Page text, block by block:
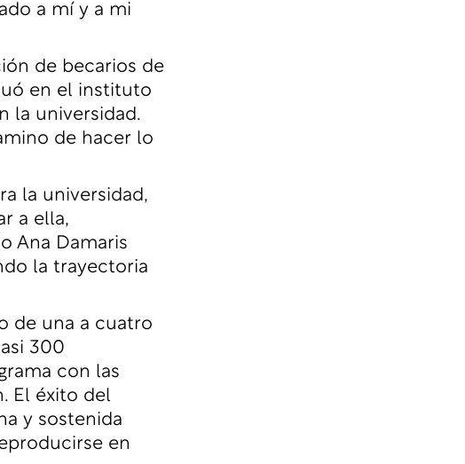
a mí y a mi
de becarios de
en el instituto
la universidad.
de hacer lo
la universidad,
a ella,
Ana Damaris
la trayectoria
de una a cuatro
300
con las
El éxito del
y sostenida
en